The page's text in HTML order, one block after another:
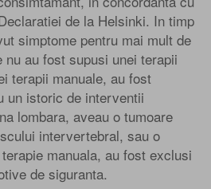
de la Helsinki. In timp
simptome pentru mai mult de
au fost supusi unei terapii
terapii manuale, au fost
un istoric de interventii
lombara, aveau o tumoare
intervertebral, sau o
manuala, au fost exclusi
de siguranta.